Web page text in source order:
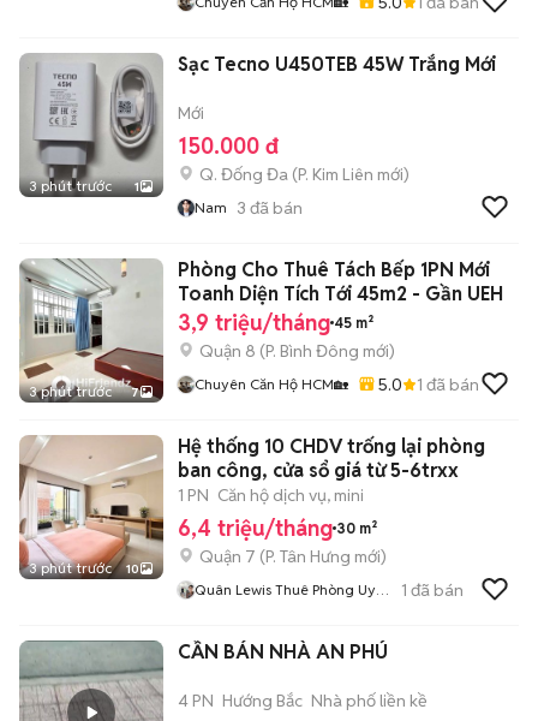
3 phút trước 1
Sạc Tecno U450TEB 45W Trắng Mới
Mới
150.000 đ
Q. Đống Đa (P. Kim Liên mới)
Nam 3 đã bán
3 phút trước 7
Phòng Cho Thuê Tách Bếp 1PN Mới
Toanh Diện Tích Tới 45m2 - Gần UEH
3,9 triệu/tháng 45 m²
Quận 8 (P. Bình Đông mới)
Chuyên Căn Hộ HCM🏡 5.0 1 đã bán
3 phút trước 10
Hệ thống 10 CHDV trống lại phòng
ban công, cửa sổ giá từ 5-6trxx
1 PN Căn hộ dịch vụ, mini
6,4 triệu/tháng 30 m²
Quận 7 (P. Tân Hưng mới)
Quân Lewis Thuê Phòng Uy
1 đã bán
CẦN BÁN NHÀ AN PHÚ
4 PN Hướng Bắc Nhà phố liền kề